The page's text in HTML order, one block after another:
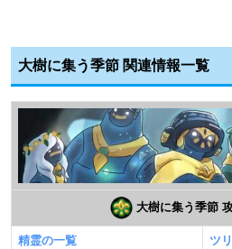
大樹に集う季節 関連情報一覧
大樹に集う季節
精霊の一覧 ツ